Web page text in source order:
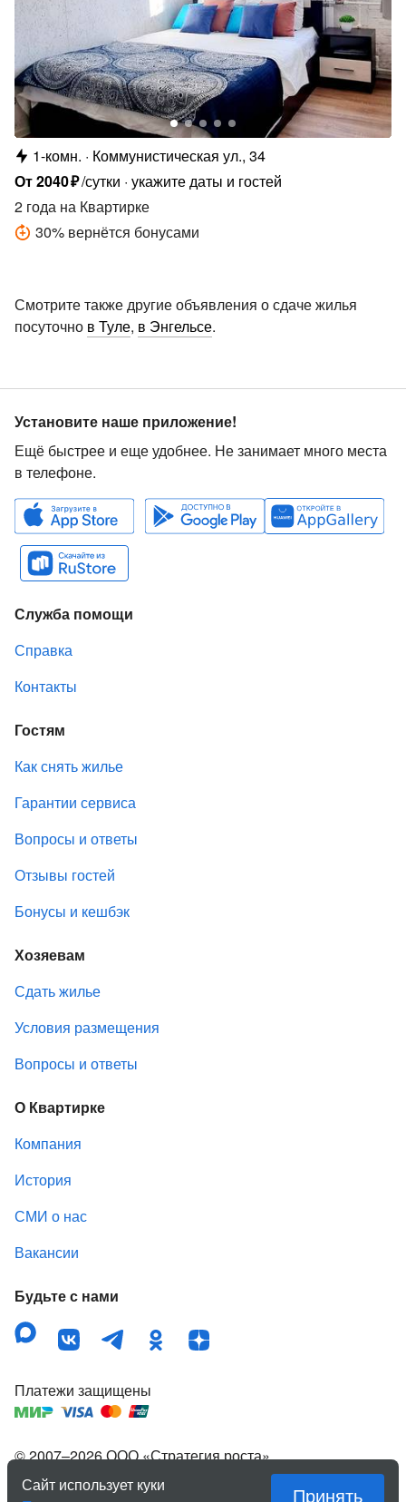
1-комн.
Коммунистическая ул., 34
От2040₽/сутки укажите даты и гостей
2 года на Квартирке
30% вернётся бонусами
Смотрите также другие объявления о сдаче жилья
посуточно в Туле, в Энгельсе.
Установите наше приложение!
Ещё быстрее и еще удобнее. Не занимает много места
в телефоне.
Служба помощи
Справка
Контакты
Гостям
Как снять жилье
Гарантии сервиса
Вопросы и ответы
Отзывы гостей
Бонусы и кешбэк
Хозяевам
Сдать жилье
Условия размещения
Вопросы и ответы
О Квартирке
Компания
История
СМИ о нас
Вакансии
Будьте с нами
© 2007–2026ООО «Стратегия роста»,
зарегистрированный товарный знак «Квартирка».
Платежи защищены
Сайт использует куки
Принять